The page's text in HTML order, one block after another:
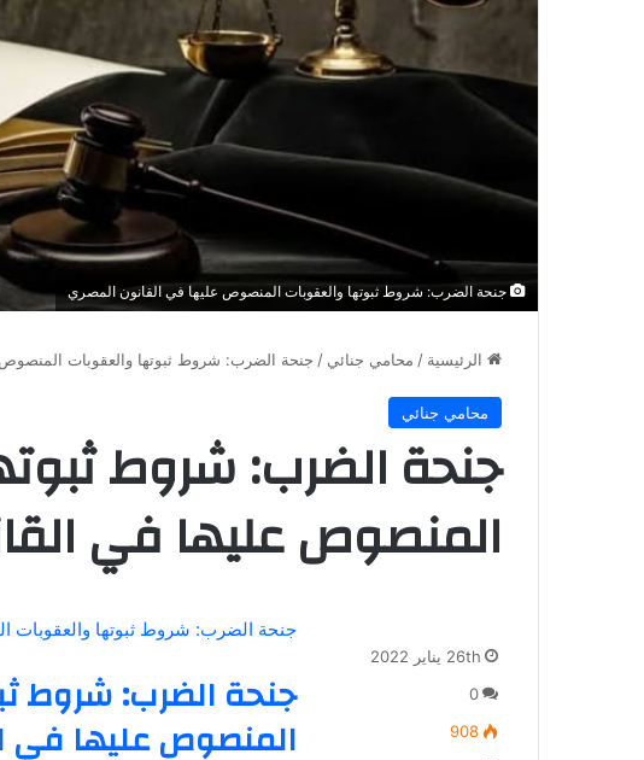
جنحة الضرب: شروط ثبوتها والعقوبات المنصوص عليها في القانون المصري
الرئيسية / محامي جنائي / جنحة الضرب: شروط ثبوتها والعقوبات
محامي جنائي
جنحة الضرب: شروط
المنصوص عليها في
جنحة الضرب: شروط ثبوتها والعقوبات
جنحة الضرب: شروط
المنصوص عليها في
26th يناير 2022
0
908